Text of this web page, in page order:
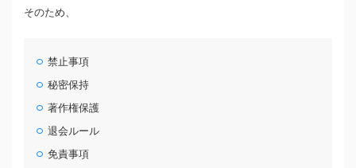
そのため、
禁止事項
秘密保持
著作権保護
退会ルール
免責事項